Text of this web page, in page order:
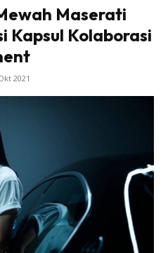
Maserati
Kapsul Kolaborasi
2021